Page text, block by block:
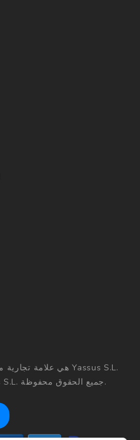
Click A Tour هي علامة تجارية مسجلة لشركة Yassus S.L.
© 2018 - 2022 Yassus S.L. جميع الحقوق محفوظة.